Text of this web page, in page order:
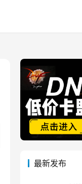
最新发布